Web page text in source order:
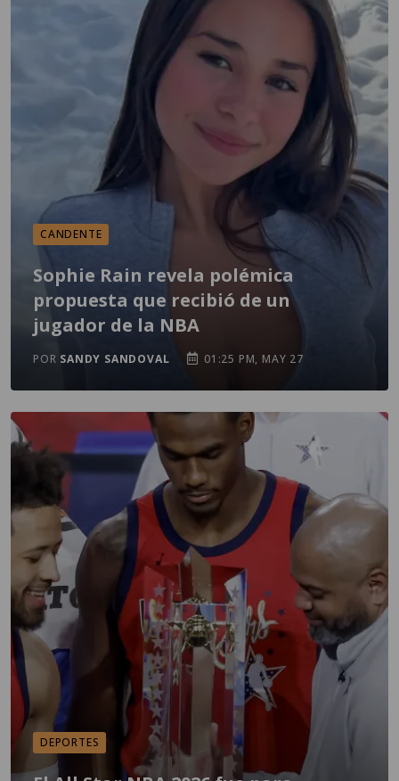
CANDENTE
Sophie Rain revela polémica
propuesta que recibió de un
jugador de la NBA
POR SANDY SANDOVAL 01:25 PM, MAY 27
DEPORTES